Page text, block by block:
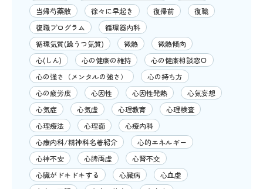
当帰芍薬散
徐々に早起き 復帰前
復職
復職プログラム
循環器内科
循環気質(躁うつ気質)
微熱
微熱傾向
心(しん)
心の健康の維持
心の健康相談窓口
心の強さ（メンタルの強さ）
心の持ち方
心の疲労度
心因性 心因性発熱
心気妄想
心気症
心気虚 心理教育
心理検査
心理療法
心理面
心療内科
心療内科/精神科名著紹介
心的エネルギー
心神不安
心脾両虚
心腎不交
心臓がドキドキする
心臓病
心血虚